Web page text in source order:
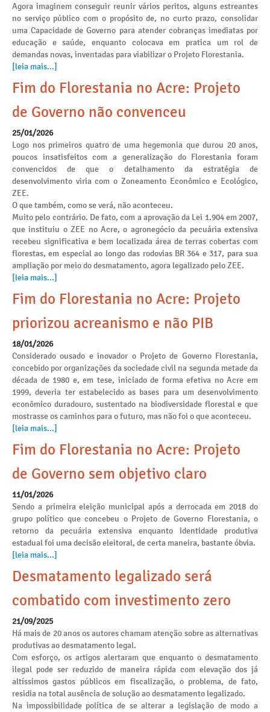
Agora imaginem conseguir reunir vários peritos, alguns estreantes
no serviço público com o propósito de, no curto prazo, consolidar
uma Capacidade de Governo para atender cobranças imediatas por
educação e saúde, enquanto colocava em pratica um rol de
demandas novas, inventadas para viabilizar o Projeto Florestania.
[leia mais...]
Fim do Florestania no Acre: Projeto
de Governo não convenceu
25/01/2026
Logo nos primeiros quatro de uma hegemonia que durou 20 anos,
poucos insatisfeitos com a generalização do Florestania foram
convencidos de que o detalhamento da estratégia de
desenvolvimento viria com o Zoneamento Econômico e Ecológico,
ZEE.
O que também, como se verá, não aconteceu.
Muito pelo contrário. De fato, com a aprovação da Lei 1.904 em 2007,
que instituiu o ZEE no Acre, o agronegócio da pecuária extensiva
recebeu significativa e bem localizada área de terras cobertas com
florestas, em especial ao longo das rodovias BR 364 e 317, para sua
ampliação por meio do desmatamento, agora legalizado pelo ZEE.
[leia mais...]
Fim do Florestania no Acre: Projeto
priorizou acreanismo e não PIB
18/01/2026
Considerado ousado e inovador o Projeto de Governo Florestania,
concebido por organizações da sociedade civil na segunda metade da
década de 1980 e, em tese, iniciado de forma efetiva no Acre em
1999, deveria ter estabelecido as bases para um desenvolvimento
econômico duradouro, sustentado na biodiversidade florestal e que
mostrasse os caminhos para o futuro, mas não foi o que aconteceu.
[leia mais...]
Fim do Florestania no Acre: Projeto
de Governo sem objetivo claro
11/01/2026
Sendo a primeira eleição municipal após a derrocada em 2018 do
grupo político que concebeu o Projeto de Governo Florestania, o
retorno da pecuária extensiva enquanto identidade produtiva
estadual foi uma decisão eleitoral, de certa maneira, bastante óbvia.
[leia mais...]
Desmatamento legalizado será
combatido com investimento zero
21/09/2025
Há mais de 20 anos os autores chamam atenção sobre as alternativas
produtivas ao desmatamento legal.
Com esforço, os artigos alertaram que enquanto o desmatamento
ilegal pode ser reduzido de maneira rápida com elevação dos já
altíssimos gastos públicos em fiscalização, o problema, de fato,
residia na total ausência de solução ao desmatamento legalizado.
Na impossibilidade política de se alterar a legislação de modo a